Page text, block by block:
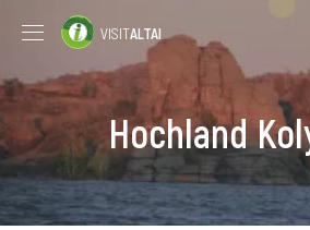
Sehenswürdigkeiten
Hotels und Wohnhäuser
VISITALTAI
Hochland